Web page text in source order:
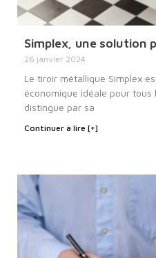
Simplex, une solution
26 janvier 2024
Le tiroir métallique Simplex
économique idéale pour tous
distingue par sa
Continuer à lire [+]